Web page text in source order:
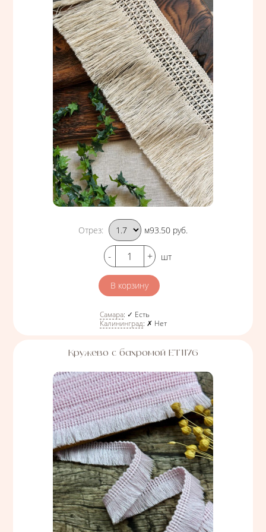
Подобрать вариант
Отрез: мЦена
93.50 руб.
Кол-во
шт
Количество
Самара: ✓ Есть
Калининград: ✗ Нет
Кружево с бахромой ЕТ1176